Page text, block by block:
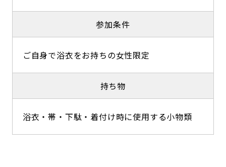
参加条件
ご自身で浴衣をお持ちの女性限定
持ち物
浴衣・帯・下駄・着付け時に使用する小物類